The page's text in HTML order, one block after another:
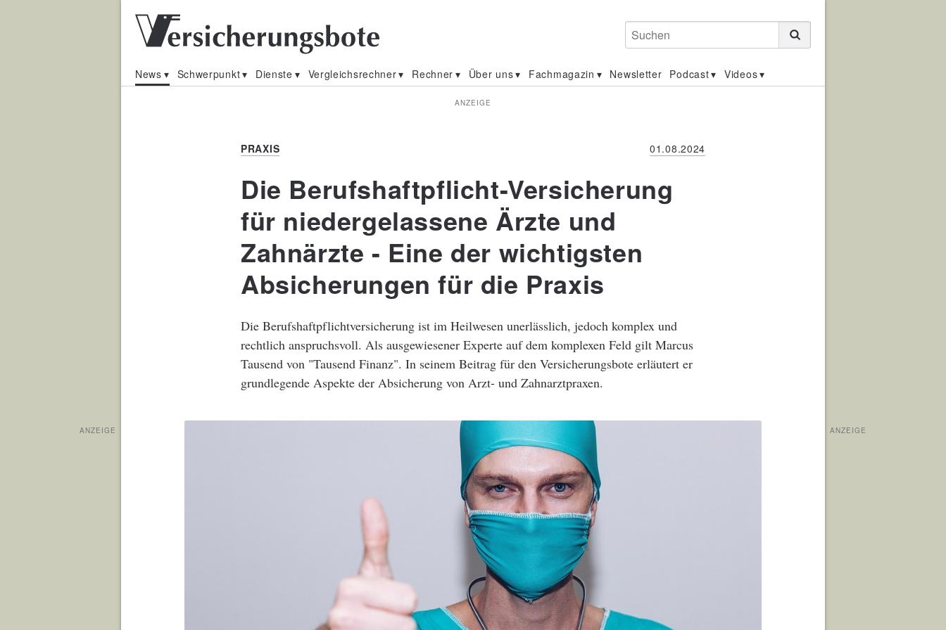
Suchen
News Schwerpunkt Dienste Vergleichsrechner Rechner Über uns Fachmagazin Newsletter Podcast Videos
ANZEIGE
PRAXIS 01.08.2024
Die Berufshaftpflicht-Versicherung
für niedergelassene Ärzte und
Zahnärzte - Eine der wichtigsten
Absicherungen für die Praxis
Die Berufshaftpflichtversicherung ist im Heilwesen unerlässlich, jedoch komplex und
rechtlich anspruchsvoll. Als ausgewiesener Experte auf dem komplexen Feld gilt Marcus
Tausend von "Tausend Finanz". In seinem Beitrag für den Versicherungsbote erläutert er
grundlegende Aspekte der Absicherung von Arzt- und Zahnarztpraxen.
ANZEIGE ANZEIGE